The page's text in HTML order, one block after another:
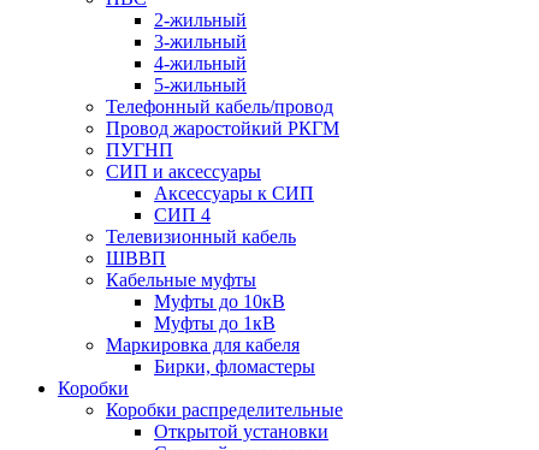
2-жильный
3-жильный
4-жильный
5-жильный
Телефонный кабель/провод
Провод жаростойкий РКГМ
ПУГНП
СИП и аксессуары
Аксессуары к СИП
СИП 4
Телевизионный кабель
ШВВП
Кабельные муфты
Муфты до 10кВ
Муфты до 1кВ
Маркировка для кабеля
Бирки, фломастеры
Коробки
Коробки распределительные
Открытой установки